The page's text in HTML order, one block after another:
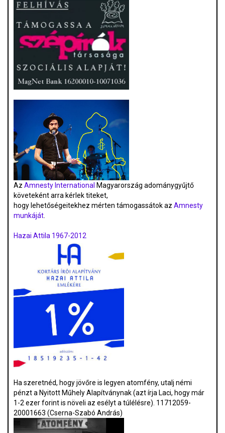
Az Amnesty International Magyarország adománygyűjtő
követeként arra kérlek titeket,
hogy lehetőségeitekhez mérten támogassátok az Amnesty
munkáját.
Hazai Attila 1967-2012
Ha szeretnéd, hogy jövőre is legyen atomfény, utalj némi
pénzt a Nyitott Műhely Alapítványnak (azt írja Laci, hogy már
1-2 ezer forint is növeli az esélyt a túlélésre). 11712059-
20001663 (Cserna-Szabó András)